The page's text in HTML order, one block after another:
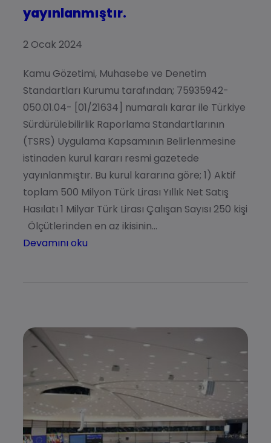
yayınlanmıştır.
2 Ocak 2024
Kamu Gözetimi, Muhasebe ve Denetim
Standartları Kurumu tarafından; 75935942-
050.01.04- [01/21634] numaralı karar ile Türkiye
Sürdürülebilirlik Raporlama Standartlarının
(TSRS) Uygulama Kapsamının Belirlenmesine
istinaden kurul kararı resmi gazetede
yayınlanmıştır. Bu kurul kararına göre; 1) Aktif
toplam 500 Milyon Türk Lirası Yıllık Net Satış
Hasılatı 1 Milyar Türk Lirası Çalışan Sayısı 250 kişi
Ölçütlerinden en az ikisinin…
Devamını oku